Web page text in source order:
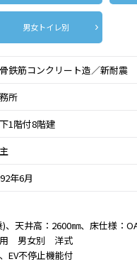
男女トイレ別
鉄筋コンクリート造／新耐震
所
1階付8階建
年6月
)、天井高：2600㎜、床仕様：
用 男女別 洋式
EV不停止機能付